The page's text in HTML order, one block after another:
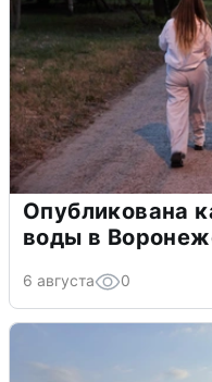
Опубликована
воды в
6 августа 0